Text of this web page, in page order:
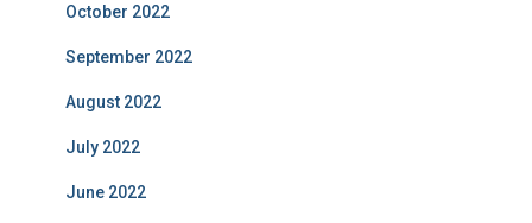
October 2022
September 2022
August 2022
July 2022
June 2022